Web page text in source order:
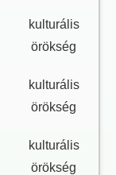
kulturális
örökség
kulturális
örökség
kulturális
örökség